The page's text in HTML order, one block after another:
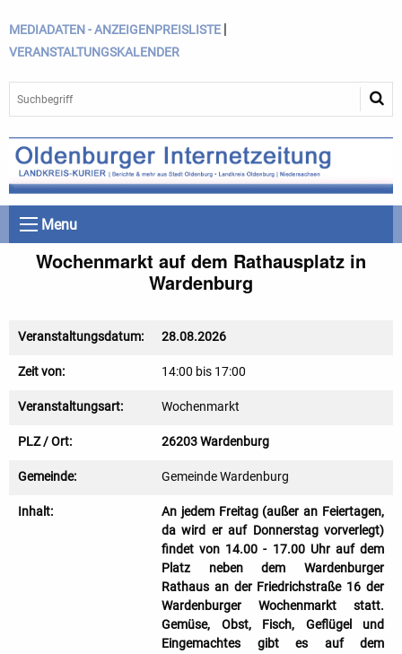
MEDIADATEN - ANZEIGENPREISLISTE |
VERANSTALTUNGSKALENDER
Menu
Wochenmarkt auf dem Rathausplatz in
Wardenburg
Veranstaltungsdatum: 28.08.2026
Zeit von: 14:00 bis 17:00
Veranstaltungsart: Wochenmarkt
PLZ / Ort: 26203 Wardenburg
Gemeinde: Gemeinde Wardenburg
Inhalt:
An jedem Freitag (außer an Feiertagen,
da wird er auf Donnerstag vorverlegt)
findet von 14.00 - 17.00 Uhr auf dem
Platz neben dem Wardenburger
Rathaus an der Friedrichstraße 16 der
Wardenburger Wochenmarkt statt.
Gemüse, Obst, Fisch, Geflügel und
Eingemachtes gibt es auf dem